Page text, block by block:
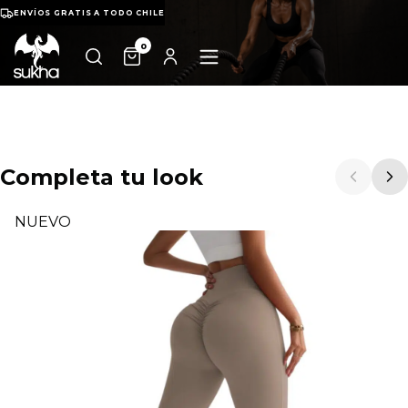
ENVÍOS GRATIS A TODO CHILE
0
Completa tu look
NUEVO